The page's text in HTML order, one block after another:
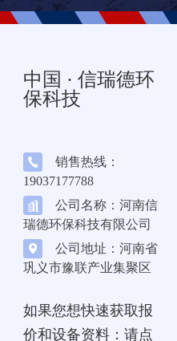
中国 · 信瑞德环
保科技
销售热线：
19037177788
公司名称：河南信
瑞德环保科技有限公司
公司地址：河南省
巩义市豫联产业集聚区
如果您想快速获取报
价和设备资料：请点